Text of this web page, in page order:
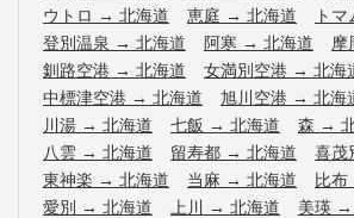
ウトロ → 北海道 恵庭 → 北海道 トマ
登別温泉 → 北海道 阿寒 → 北海道 摩
釧路空港 → 北海道 女満別空港 → 北海
中標津空港 → 北海道 旭川空港 → 北海
川湯 → 北海道 七飯 → 北海道 森 →
八雲 → 北海道 留寿都 → 北海道 喜茂
東神楽 → 北海道 当麻 → 北海道 比布
愛別 → 北海道 上川 → 北海道 美瑛 →